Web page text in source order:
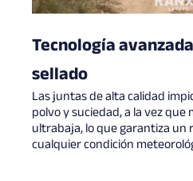
Tecnología
sellado
Las juntas de alta calidad
polvo y suciedad, a la vez
ultrabaja, lo que garantiza
cualquier condición